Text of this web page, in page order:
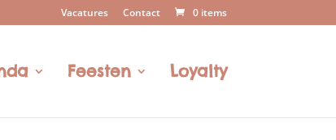
Vacatures Contact 0 items
Feesten Loyalty